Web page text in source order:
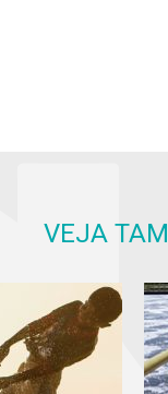
VEJA